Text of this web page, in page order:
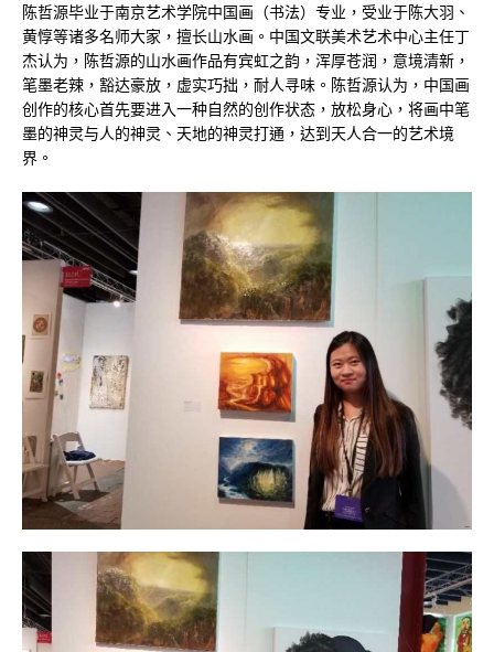
陈哲源毕业于南京艺术学院中国画（书法）专业，受业于陈大羽、
黄惇等诸多名师大家，擅长山水画。中国文联美术艺术中心主任丁
杰认为，陈哲源的山水画作品有宾虹之韵，浑厚苍润，意境清新，
笔墨老辣，豁达豪放，虚实巧拙，耐人寻味。陈哲源认为，中国画
创作的核心首先要进入一种自然的创作状态，放松身心，将画中笔
墨的神灵与人的神灵、天地的神灵打通，达到天人合一的艺术境
界。